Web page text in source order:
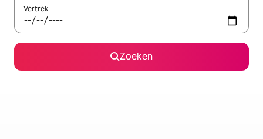
Vertrek
Zoeken